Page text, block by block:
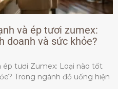
và ép tươi zumex:
doanh và sức khỏe?
ép tươi Zumex: Loại nào tốt
Trong ngành đồ uống hiện